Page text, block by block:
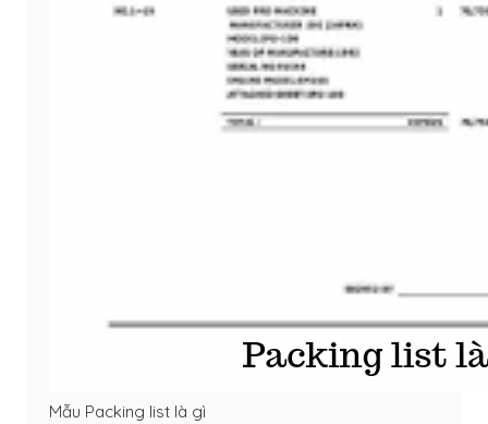
Mẫu Packing list là gì